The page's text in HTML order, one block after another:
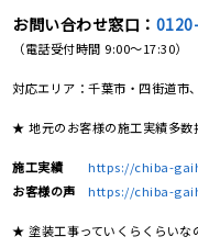
お問い合わせ窓口：
（電話受付時間 9:00〜17:30）
対応エリア：千葉市・四街道市
★ 地元のお客様の施工実績多数
施工実績
https://chiba-
お客様の声
https://chiba-
★ 塗装工事っていくらくらいな